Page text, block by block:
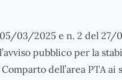
05/03/2025 e n. 2 del
pubblico per la
dell’area PTA ai